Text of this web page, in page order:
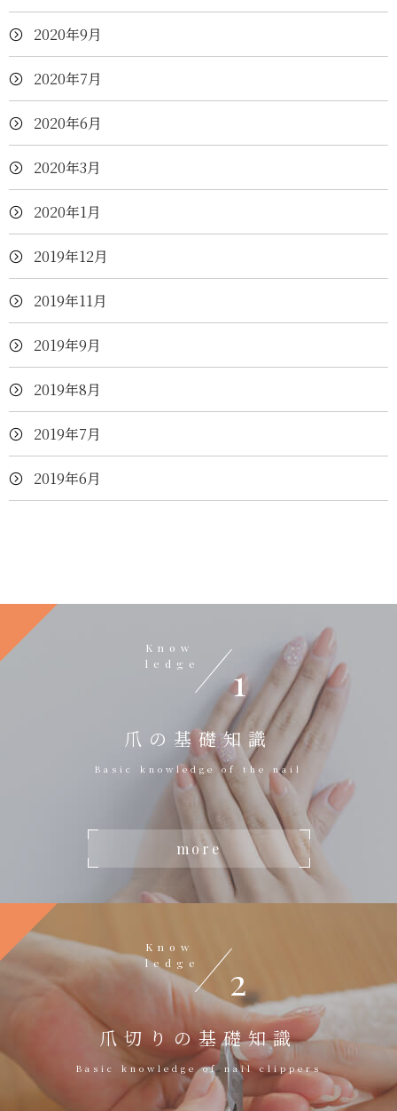
2020年9月
2020年7月
2020年6月
2020年3月
2020年1月
2019年12月
2019年11月
2019年9月
2019年8月
2019年7月
2019年6月
Know
ledge
1
爪の基礎知識
Basic knowledge of the nail
more
Know
ledge
2
爪切りの基礎知識
Basic knowledge of nail clippers